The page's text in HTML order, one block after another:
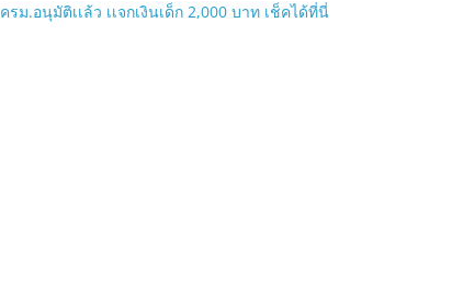
ครม.อนุมัติเเล้ว เเจกเงินเด็ก 2,000 บาท เช็คได้ที่นี่